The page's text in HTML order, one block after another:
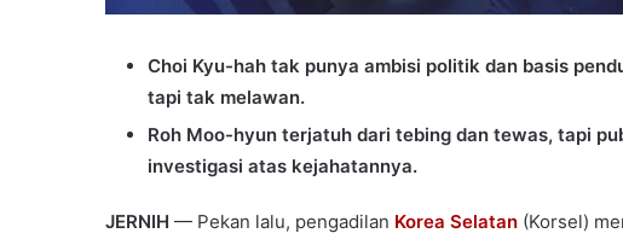
Choi Kyu-hah tak punya ambisi politik dan basis
tapi tak melawan.
Roh Moo-hyun terjatuh dari tebing dan tewas, tapi
investigasi atas kejahatannya.
JERNIH — Pekan lalu, pengadilan Korea Selatan (Korsel)